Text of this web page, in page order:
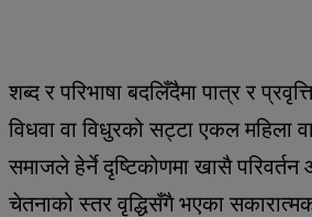
शब्द र परिभाषा बदलिँदैमा पात्र र
विधवा वा विधुरको सट्टा एकल महिला
समाजले हेर्ने दृष्टिकोणमा खासै
चेतनाको स्तर वृद्धिसँगै भएका